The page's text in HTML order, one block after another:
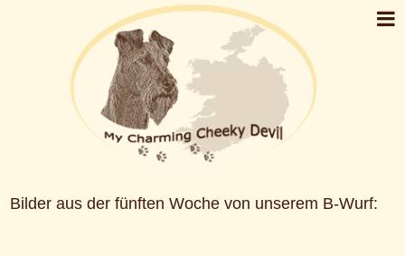
Bilder aus der fünften Woche von unserem B-Wurf: